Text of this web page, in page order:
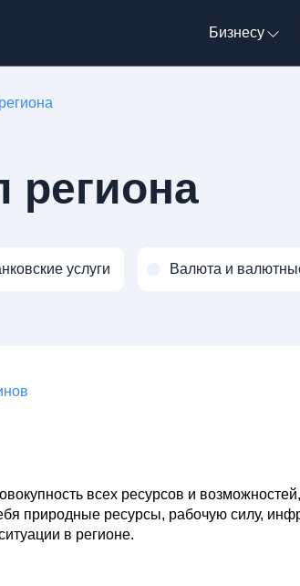
Бизнесу
региона
услуги Валюта и
всех ресурсов и
природные ресурсы, рабочую силу,
в регионе.